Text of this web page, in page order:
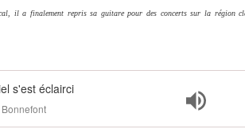
il a finalement repris sa guitare pour des concerts sur la région
s'est éclairci